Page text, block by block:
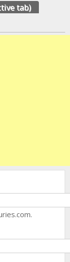
tab)